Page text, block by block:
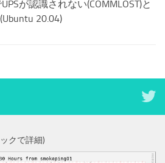
が認識されない(COMMLOST)と
20.04)
ックで詳細)